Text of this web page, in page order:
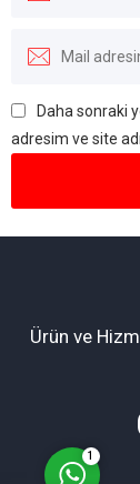
Daha sonraki
adresim ve site
Ürün ve
1